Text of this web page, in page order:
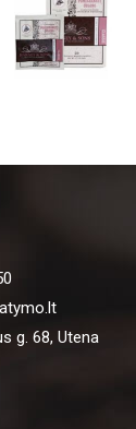
g. 68, Utena